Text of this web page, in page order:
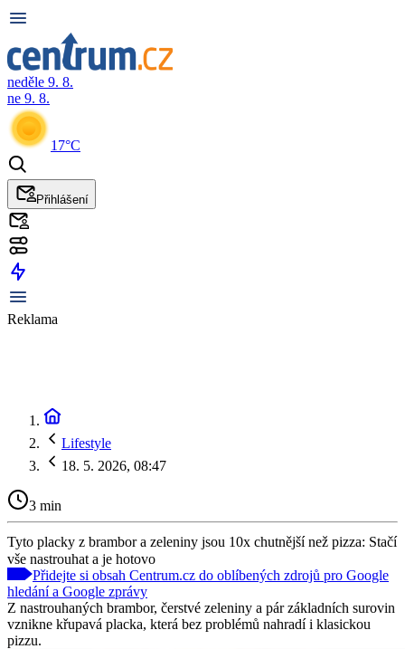
neděle 9. 8.
ne 9. 8.
17°C
Přihlášení
Reklama
Lifestyle
18. 5. 2026, 08:47
3 min
Tyto placky z brambor a zeleniny jsou 10x chutnější než pizza: Stačí
vše nastrouhat a je hotovo
Přidejte si obsah Centrum.cz do oblíbených zdrojů pro Google
hledání a Google zprávy
Z nastrouhaných brambor, čerstvé zeleniny a pár základních surovin
vznikne křupavá placka, která bez problémů nahradí i klasickou
pizzu.